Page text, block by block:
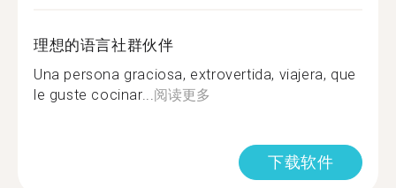
理想的语言社群伙伴
Una persona graciosa, extrovertida, viajera, que
le guste cocinar...阅读更多
下载软件